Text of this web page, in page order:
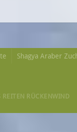
Shagya Araber
RÜCKENWIND